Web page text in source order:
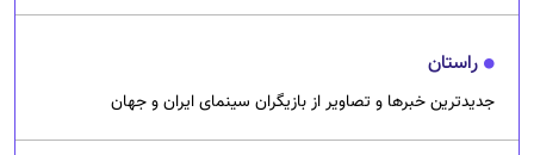
راستان
جدیدترین خبرها و تصاویر از بازیگران سینمای ایران و جهان